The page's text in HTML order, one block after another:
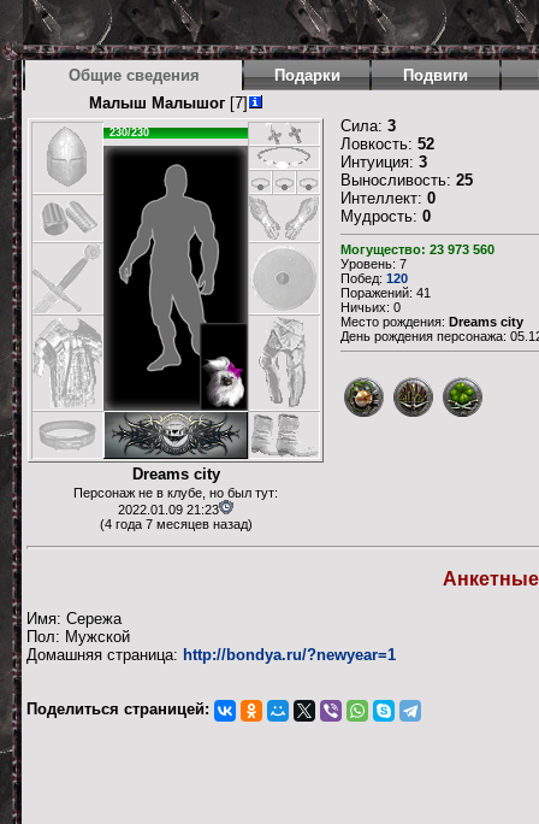
Общие сведения Подарки Подвиги
Малыш Малышог [7]
230/230
Dreams city
Персонаж не в клубе, но был тут:
2022.01.09 21:23
(4 года 7 месяцев назад)
Сила: 3
Ловкость: 52
Интуиция: 3
Выносливость: 25
Интеллект: 0
Мудрость: 0
Могущество: 23 973 560
Уровень: 7
Побед: 120
Поражений: 41
Ничьих: 0
Место рождения: Dreams city
День рождения персонажа:
Имя: Сережа
Пол: Мужской
Домашняя страница: http://bondya.ru/?newyear=1
Поделиться страницей: